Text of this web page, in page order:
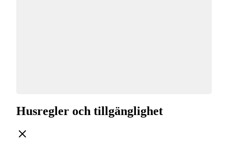
Husregler och tillgänglighet